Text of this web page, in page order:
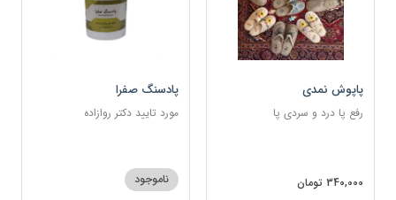
پاپوش نمدی
رفع پا درد و سردی پا
340,000 تومان
پادسنگ صفرا
مورد تایید دکتر روازاده
ناموجود